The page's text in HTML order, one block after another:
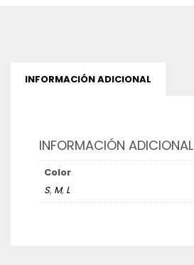
INFORMACIÓN ADICIONAL
INFORMACIÓN ADICIONAL
Color
S, M, L